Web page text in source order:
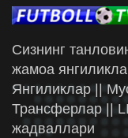
Сизнинг
жамоа
Янгиликлар ||
Трансферлар ||
жадваллари